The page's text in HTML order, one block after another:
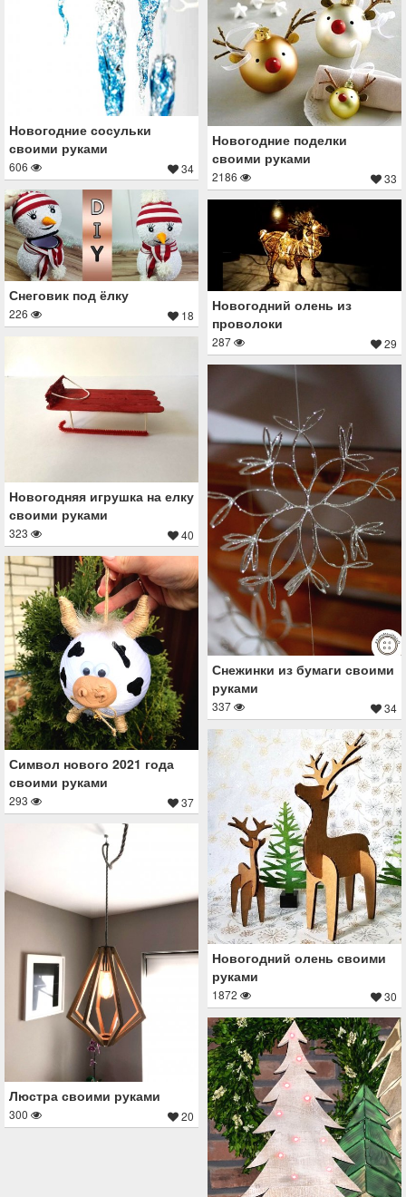
Новогодние сосульки
своими руками
606 34
Новогодние поделки
своими руками
2186 33
Снеговик под ёлку
226 18
Новогодний олень из
проволоки
287 29
Новогодняя игрушка на елку
своими руками
323 40
Снежинки из бумаги своими
руками
337 34
Символ нового 2021 года
своими руками
293 37
Новогодний олень своими
руками
1872 30
Люстра своими руками
300 20